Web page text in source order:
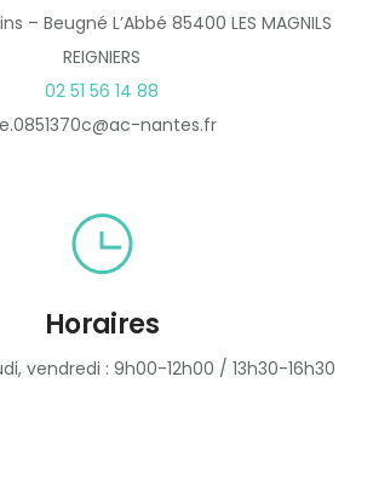
– Beugné L’Abbé 85400 LES MAGNILS
REIGNIERS
02 51 56 14 88
nantes.fr
Horaires
vendredi : 9h00-12h00 / 13h30-16h30